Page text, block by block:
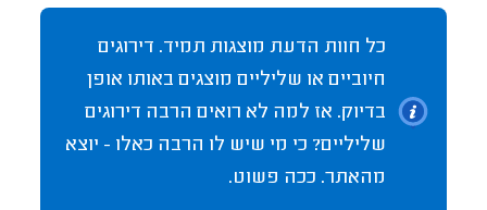
כל חוות הדעת מוצגות תמיד. דירוגים
חיוביים או שליליים מוצגים באותו אופן
בדיוק. אז למה לא רואים הרבה דירוגים
שליליים? כי מי שיש לו הרבה כאלו - יוצא
מהאתר. ככה פשוט.